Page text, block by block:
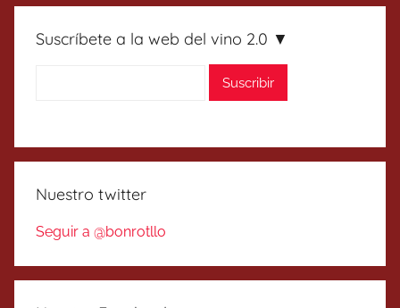
Suscríbete a la web del vino 2.0 ▼
Nuestro twitter
Seguir a @bonrotllo